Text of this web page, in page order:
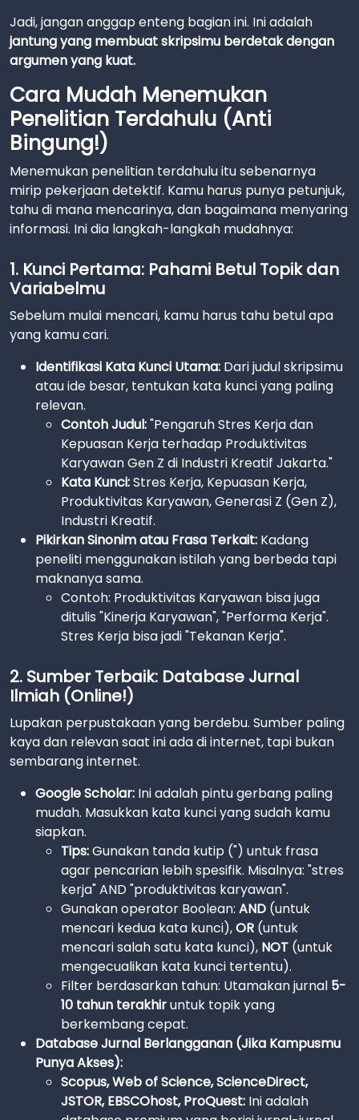
Jadi, jangan anggap enteng bagian ini. Ini adalah
jantung yang membuat skripsimu berdetak dengan
argumen yang kuat.
Cara Mudah Menemukan
Penelitian Terdahulu (Anti
Bingung!)
Menemukan penelitian terdahulu itu sebenarnya
mirip pekerjaan detektif. Kamu harus punya petunjuk,
tahu di mana mencarinya, dan bagaimana menyaring
informasi. Ini dia langkah-langkah mudahnya:
1. Kunci Pertama: Pahami Betul Topik dan
Variabelmu
Sebelum mulai mencari, kamu harus tahu betul apa
yang kamu cari.
Identifikasi Kata Kunci Utama: Dari judul skripsimu
atau ide besar, tentukan kata kunci yang paling
relevan.
Contoh Judul:"Pengaruh Stres Kerja dan
Kepuasan Kerja terhadap Produktivitas
Karyawan Gen Z di Industri Kreatif Jakarta."
Kata Kunci:Stres Kerja, Kepuasan Kerja,
Produktivitas Karyawan, Generasi Z (Gen Z),
Industri Kreatif.
Pikirkan Sinonim atau Frasa Terkait: Kadang
peneliti menggunakan istilah yang berbeda tapi
maknanya sama.
Contoh: Produktivitas Karyawan bisa juga
ditulis "Kinerja Karyawan", "Performa Kerja".
Stres Kerja bisa jadi "Tekanan Kerja".
2. Sumber Terbaik: Database Jurnal
Ilmiah (Online!)
Lupakan perpustakaan yang berdebu. Sumber paling
kaya dan relevan saat ini ada di internet, tapi bukan
sembarang internet.
Google Scholar: Ini adalah pintu gerbang paling
mudah. Masukkan kata kunci yang sudah kamu
siapkan.
Tips:Gunakan tanda kutip (") untuk frasa
agar pencarian lebih spesifik. Misalnya: "stres
kerja" AND "produktivitas karyawan".
Gunakan operator Boolean: AND (untuk
mencari kedua kata kunci),OR (untuk
mencari salah satu kata kunci), NOT (untuk
mengecualikan kata kunci tertentu).
Filter berdasarkan tahun: Utamakan jurnal 5-
10 tahun terakhiruntuk topik yang
berkembang cepat.
Database Jurnal Berlangganan (Jika Kampusmu
Punya Akses):
Scopus, Web of Science, ScienceDirect,
JSTOR, EBSCOhost, ProQuest: Ini adalah